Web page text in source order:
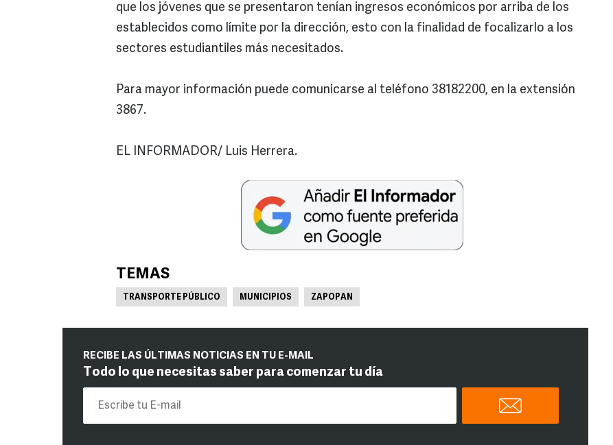
que los jóvenes que se presentaron tenían ingresos económicos por arriba de los
establecidos como límite por la dirección, esto con la finalidad de focalizarlo a los
sectores estudiantiles más necesitados.
Para mayor información puede comunicarse al teléfono 38182200, en la extensión
3867.
EL INFORMADOR/ Luis Herrera.
TEMAS
TRANSPORTE PÚBLICO MUNICIPIOS ZAPOPAN
RECIBE LAS ÚLTIMAS NOTICIAS EN TU E-MAIL
Todo lo que necesitas saber para comenzar tu día